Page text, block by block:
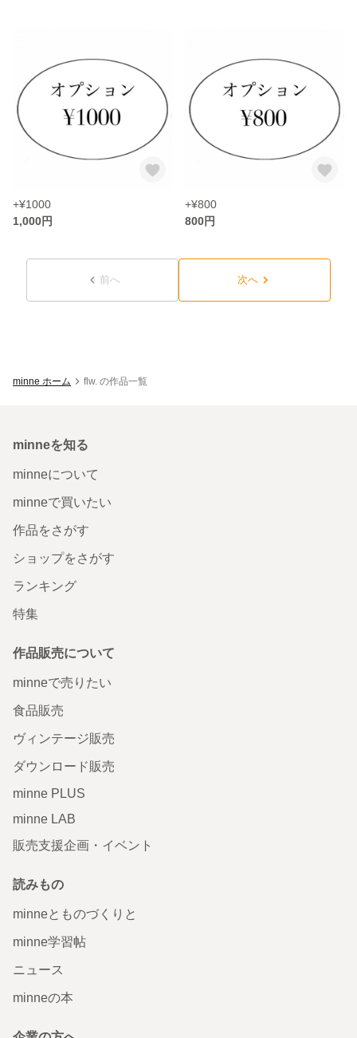
+¥1000
1,000円
+¥800
800円
前へ 次へ
minne ホーム flw. の作品一覧
minneを知る
minneについて
minneで買いたい
作品をさがす
ショップをさがす
ランキング
特集
作品販売について
minneで売りたい
食品販売
ヴィンテージ販売
ダウンロード販売
minne PLUS
minne LAB
販売支援企画・イベント
読みもの
minneとものづくりと
minne学習帖
ニュース
minneの本